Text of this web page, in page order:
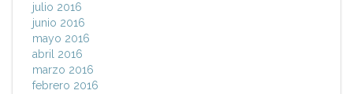
julio 2016
junio 2016
mayo 2016
abril 2016
marzo 2016
febrero 2016